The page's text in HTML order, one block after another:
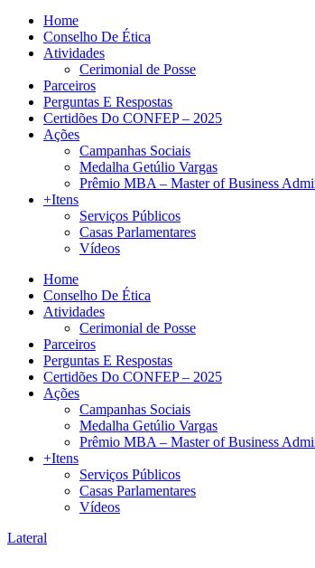
Home
Conselho De Ética
Atividades
Cerimonial de Posse
Parceiros
Perguntas E Respostas
Certidões Do CONFEP – 2025
Ações
Campanhas Sociais
Medalha Getúlio Vargas
Prêmio MBA – Master of Business
+Itens
Serviços Públicos
Casas Parlamentares
Vídeos
Home
Conselho De Ética
Atividades
Cerimonial de Posse
Parceiros
Perguntas E Respostas
Certidões Do CONFEP – 2025
Ações
Campanhas Sociais
Medalha Getúlio Vargas
Prêmio MBA – Master of Business
+Itens
Serviços Públicos
Casas Parlamentares
Vídeos
Lateral